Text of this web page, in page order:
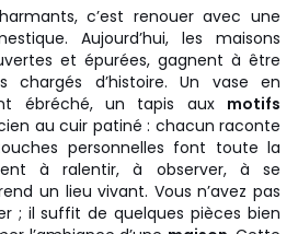
c’est renouer avec une
Aujourd’hui, les maisons
et épurées, gagnent à être
chargés d’histoire. Un vase en
ébréché, un tapis aux motifs
au cuir patiné : chacun raconte
personnelles font toute la
à ralentir, à observer, à se
un lieu vivant. Vous n’avez pas
; il suffit de quelques pièces bien